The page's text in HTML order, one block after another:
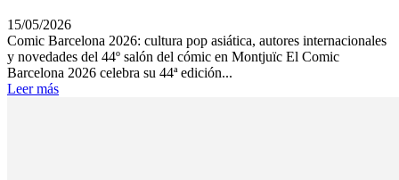
15/05/2026
Comic Barcelona 2026: cultura pop asiática, autores internacionales
y novedades del 44º salón del cómic en Montjuïc El Comic
Barcelona 2026 celebra su 44ª edición...
Leer más